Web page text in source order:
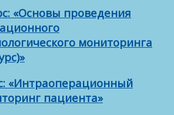
«Основы проведения
мониторинга
«Интраоперационный
пациента»